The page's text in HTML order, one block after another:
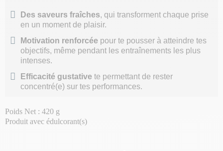
Des saveurs fraîches, qui transforment chaque prise
en un moment de plaisir.
Motivation renforcée pour te pousser à atteindre tes
objectifs, même pendant les entraînements les plus
intenses.
Efficacité gustative te permettant de rester
concentré(e) sur tes performances.
Poids Net : 420 g
Produit avec édulcorant(s)